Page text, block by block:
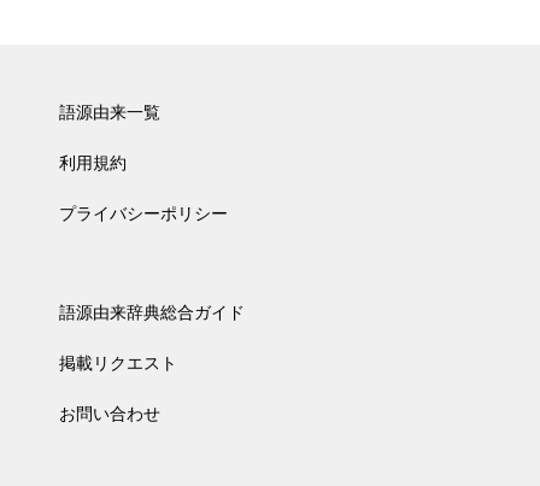
語源由来一覧
利用規約
プライバシーポリシー
語源由来辞典総合ガイド
掲載リクエスト
お問い合わせ